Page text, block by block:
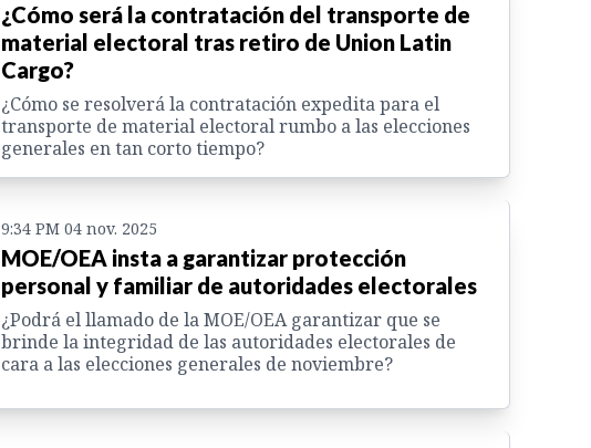
¿Cómo será la contratación del transporte de
material electoral tras retiro de Union Latin
Cargo?
¿Cómo se resolverá la contratación expedita para el
transporte de material electoral rumbo a las elecciones
generales en tan corto tiempo?
9:34 PM 04 nov. 2025
MOE/OEA insta a garantizar protección
personal y familiar de autoridades electorales
¿Podrá el llamado de la MOE/OEA garantizar que se
brinde la integridad de las autoridades electorales de
cara a las elecciones generales de noviembre?